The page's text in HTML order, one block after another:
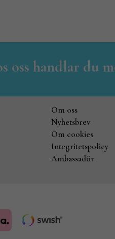
handlar du
Om oss
Nyhetsbrev
Om cookies
Integritetspolicy
Ambassadör